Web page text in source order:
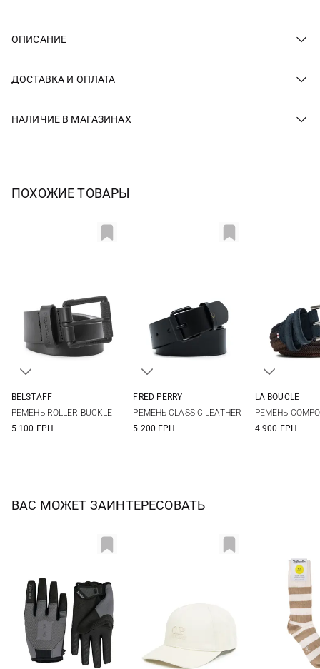
ОПИСАНИЕ
ДОСТАВКА И ОПЛАТА
НАЛИЧИЕ В МАГАЗИНАХ
ПОХОЖИЕ ТОВАРЫ
BELSTAFF
РЕМЕНЬ ROLLER BUCKLE
5 100 ГРН
FRED PERRY
РЕМЕНЬ CLASSIC LEATHER
5 200 ГРН
LA BOUCLE
РЕМЕНЬ
4 900 ГРН
ВАС МОЖЕТ ЗАИНТЕРЕСОВАТЬ